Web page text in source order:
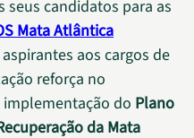
candidatos para as
Mata Atlântica
aos cargos de
reforça no
do Plano
da Mata